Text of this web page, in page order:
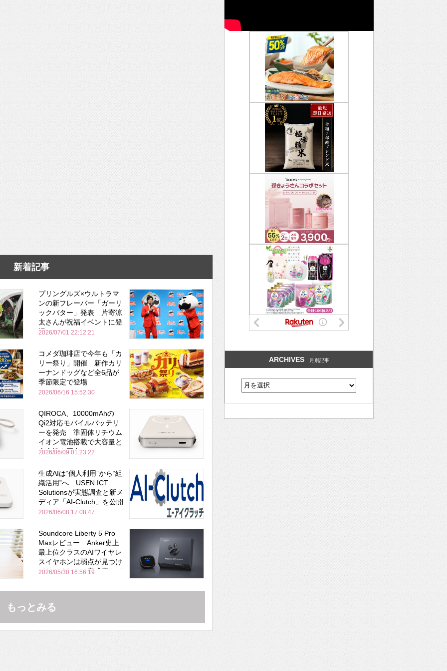
新着記事
プリングルズ×ウルトラマ
ンの新フレーバー「ガーリ
ックバター」発表 片寄涼
太さんが祝福イベントに登
場
2026/07/01 22:12:21
コメダ珈琲店で今年も「カ
リー祭り」開催 新作カリ
ーナンドッグなど全6品が
季節限定で登場
2026/06/16 15:52:30
QIROCA、10000mAhの
Qi2対応モバイルバッテリ
ーを発売 準固体リチウム
イオン電池搭載で大容量と
安全性を両立
2026/06/09 01:23:22
生成AIは“個人利用”から“組
織活用”へ USEN ICT
Solutionsが実態調査と新メ
ディア「AI-Clutch」を公開
2026/06/08 17:08:47
Soundcore Liberty 5 Pro
Maxレビュー Anker史上
最上位クラスのAIワイヤレ
スイヤホンは弱点が見つけ
づらいくらいの完成度にび
Bose並み
2026/05/30 16:56:19
もっとみる
ARCHIVES 月別記事